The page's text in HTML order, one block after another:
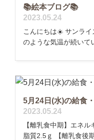
📚絵本ブログ📚
2023.05.24
こんにちは☀️ サンラ
のような気温が続いて
5月24日(水)の給食
2023.05.24
【離乳食中期】エネ
脂質2.5ｇ 【離乳食後